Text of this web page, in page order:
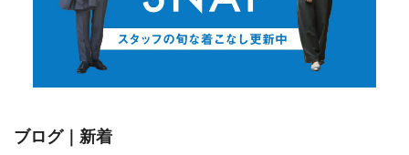
ブログ｜新着